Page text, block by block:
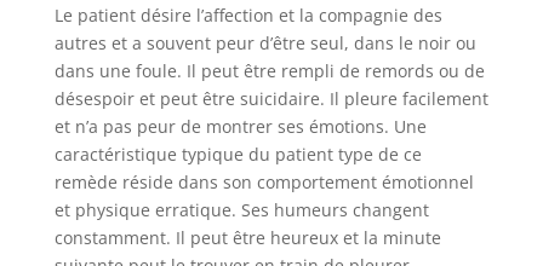
Le patient désire l’affection et la compagnie des
autres et a souvent peur d’être seul, dans le noir ou
dans une foule. Il peut être rempli de remords ou de
désespoir et peut être suicidaire. Il pleure facilement
et n’a pas peur de montrer ses émotions. Une
caractéristique typique du patient type de ce
remède réside dans son comportement émotionnel
et physique erratique. Ses humeurs changent
constamment. Il peut être heureux et la minute